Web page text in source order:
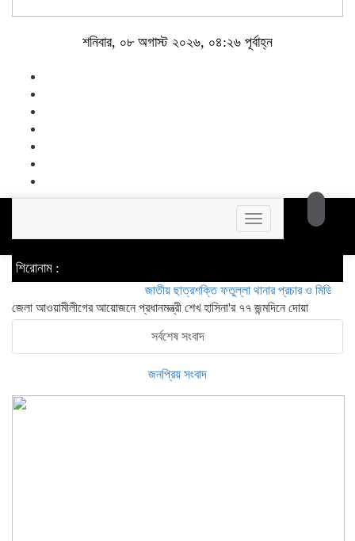
শনিবার, ০৮ অগাস্ট ২০২৬, ০৪:২৬ পূর্বাহ্ন
Toggle
navigation
শিরোনাম :
জাতীয় ছাত্রশক্তি ফতুল্লা থানার প্রচার ও মিডিয়া সম্পাদক
জেলা আওয়ামীলীগের আয়োজনে প্রধানমন্ত্রী শেখ হাসিনা'র ৭৭ জন্মদিনে দোয়া
সর্বশেষ সংবাদ
জনপ্রিয় সংবাদ